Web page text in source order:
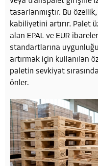
tasarlanmıştır. Bu
kabiliyetini artırır. Palet
alan EPAL ve EUR
standartlarına
artırmak için kullanılan
paletin sevkiyat
önler.